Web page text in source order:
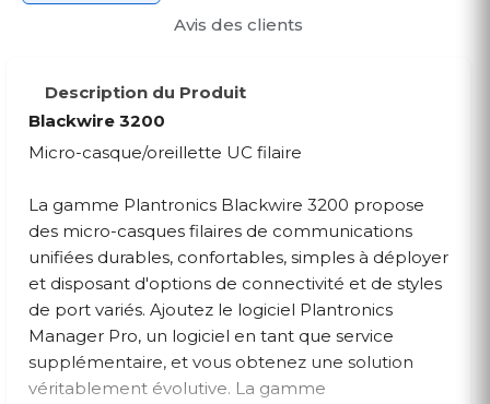
Avis des clients
Description du Produit
Blackwire 3200
Micro-casque/oreillette UC filaire
La gamme Plantronics Blackwire 3200 propose
des micro-casques filaires de communications
unifiées durables, confortables, simples à déployer
et disposant d'options de connectivité et de styles
de port variés. Ajoutez le logiciel Plantronics
Manager Pro, un logiciel en tant que service
supplémentaire, et vous obtenez une solution
véritablement évolutive. La gamme